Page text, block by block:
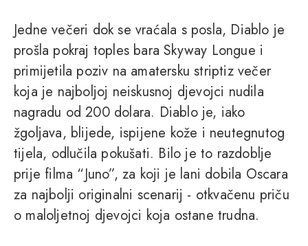
Jedne večeri dok se vraćala s posla, Diablo je
prošla pokraj toples bara Skyway Longue i
primijetila poziv na amatersku striptiz večer
koja je najboljoj neiskusnoj djevojci nudila
nagradu od 200 dolara. Diablo je, iako
žgoljava, blijede, ispijene kože i neutegnutog
tijela, odlučila pokušati. Bilo je to razdoblje
prije filma “Juno”, za koji je lani dobila Oscara
za najbolji originalni scenarij - otkvačenu priču
o maloljetnoj djevojci koja ostane trudna.